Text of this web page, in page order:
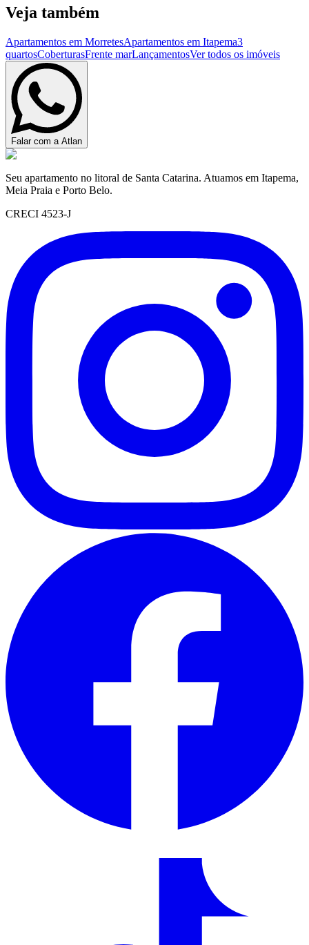
Veja também
Apartamentos em MorretesApartamentos em Itapema3
quartosCoberturasFrente marLançamentosVer todos os imóveis
Falar com a Atlan
Seu apartamento no litoral de Santa Catarina. Atuamos em Itapema,
Meia Praia e Porto Belo.
CRECI 4523-J